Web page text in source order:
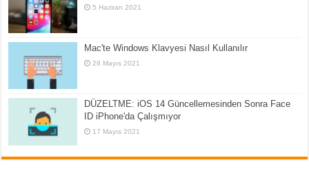
5 Haziran 2021
Mac'te Windows Klavyesi Nasıl Kullanılır
28 Mayıs 2021
DÜZELTME: iOS 14 Güncellemesinden Sonra Face
ID iPhone'da Çalışmıyor
17 Mayıs 2021